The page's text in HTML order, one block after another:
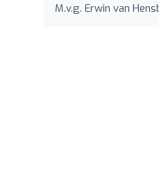
M.v.g. Erwin van